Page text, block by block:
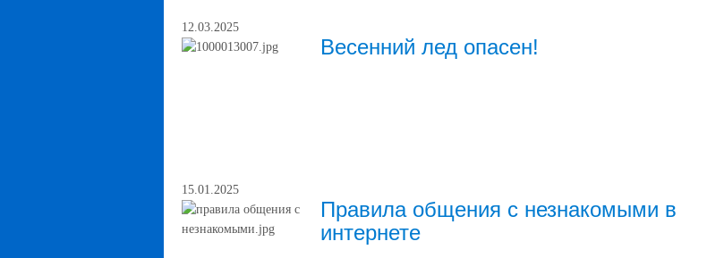
12.03.2025
Весенний лед опасен!
15.01.2025
Правила общения с незнакомыми в
интернете